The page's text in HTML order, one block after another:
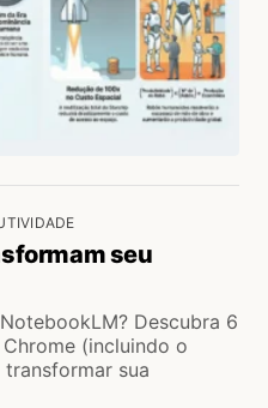
seu
Descubra 6
(incluindo o
sua